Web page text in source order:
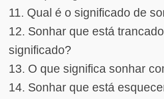
11. Qual é o significado de
12. Sonhar que está
significado?
13. O que significa sonhar
14. Sonhar que está